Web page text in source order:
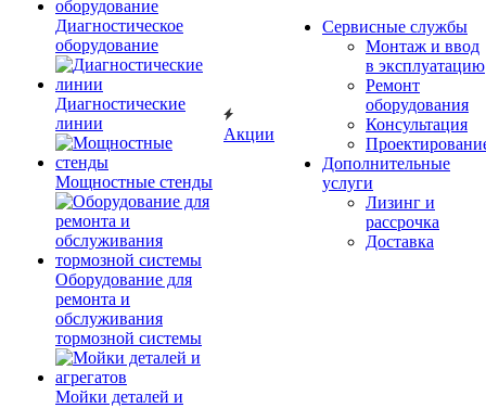
Диагностическое
оборудование
Диагностические
линии
Мощностные стенды
Оборудование для
ремонта и
обслуживания
тормозной системы
Мойки деталей и
Акции
Сервисные службы
Монтаж и ввод
в эксплуатацию
Ремонт
оборудования
Консультация
Дополнительные
услуги
Лизинг и
рассрочка
Доставка